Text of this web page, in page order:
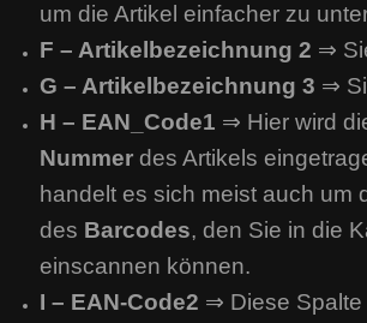
um die Artikel einfacher zu
F – Artikelbezeichnung 2 ⇒
G – Artikelbezeichnung 3 ⇒
H – EAN_Code1 ⇒ Hier wird
Nummer des Artikels
handelt es sich meist auch um
des Barcodes, den Sie in die
einscannen können.
I – EAN-Code2 ⇒ Diese Spalte